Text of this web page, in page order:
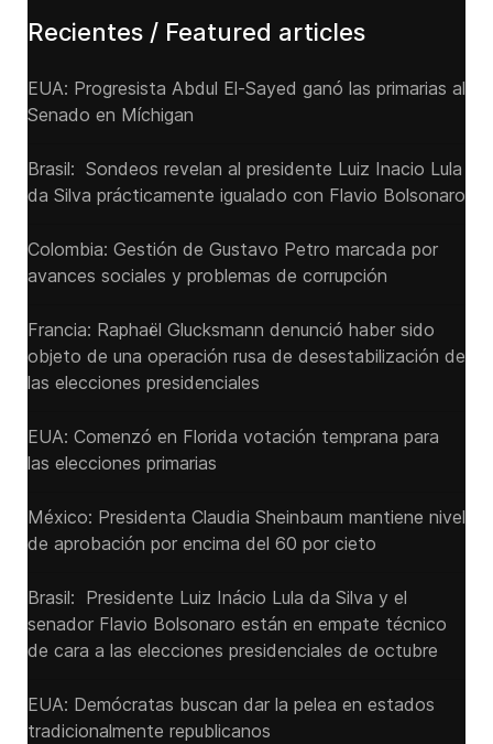
Recientes / Featured articles
EUA: Progresista Abdul El-Sayed ganó las primarias al
Senado ‌en Míchigan
Brasil: Sondeos revelan al presidente Luiz Inacio Lula
da Silva prácticamente igualado con Flavio Bolsonaro
Colombia: Gestión de Gustavo Petro marcada por
avances sociales y problemas de corrupción
Francia: Raphaël Glucksmann denunció haber sido
objeto de una operación rusa de desestabilización de
las elecciones presidenciales
EUA: Comenzó en Florida votación temprana para
las elecciones primarias
México: Presidenta Claudia Sheinbaum mantiene nivel
de aprobación por encima del 60 por cieto
Brasil: Presidente Luiz Inácio Lula da Silva y el
senador Flavio ‌Bolsonaro están en empate técnico
de cara a las ‌elecciones presidenciales de octubre
EUA: Demócratas buscan dar la pelea en estados
tradicionalmente republicanos